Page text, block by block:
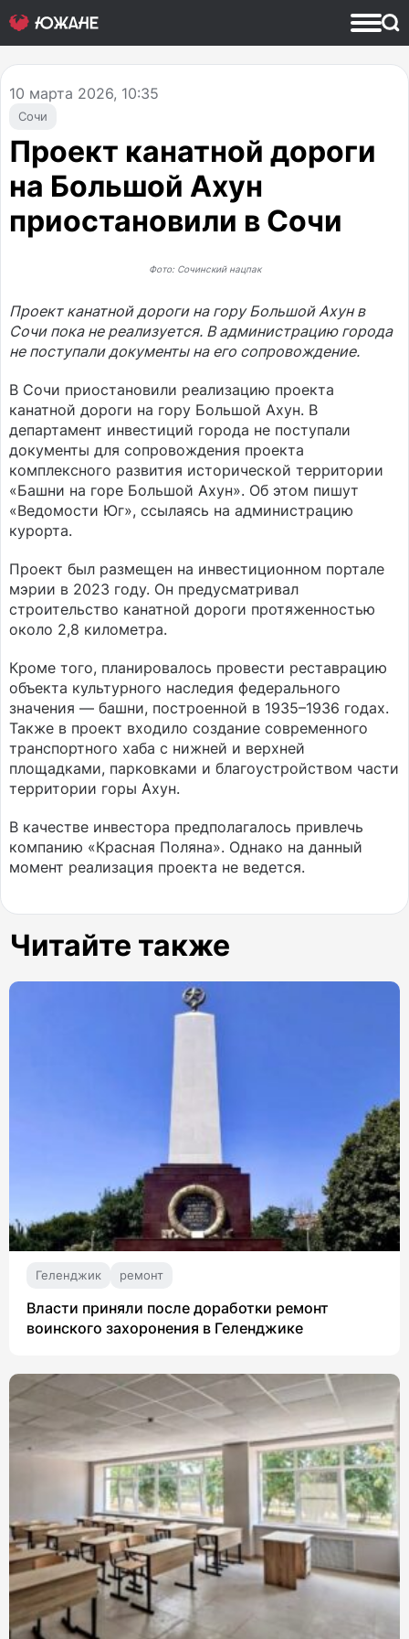
Сочи
10 марта 2026, 10:35
Проект канатной дороги
на Большой Ахун
приостановили в Сочи
Фото: Сочинский нацпак
Проект канатной дороги на гору Большой Ахун в
Сочи пока не реализуется. В администрацию города
не поступали документы на его сопровождение.
В Сочи приостановили реализацию проекта
канатной дороги на гору Большой Ахун. В
департамент инвестиций города не поступали
документы для сопровождения проекта
комплексного развития исторической территории
«Башни на горе Большой Ахун». Об этом пишут
«Ведомости Юг», ссылаясь на администрацию
курорта.
Проект был размещен на инвестиционном портале
мэрии в 2023 году. Он предусматривал
строительство канатной дороги протяженностью
около 2,8 километра.
Кроме того, планировалось провести реставрацию
объекта культурного наследия федерального
значения — башни, построенной в 1935–1936 годах.
Также в проект входило создание современного
транспортного хаба с нижней и верхней
площадками, парковками и благоустройством части
территории горы Ахун.
В качестве инвестора предполагалось привлечь
компанию «Красная Поляна». Однако на данный
момент реализация проекта не ведется.
Читайте также
Геленджик ремонт
Власти приняли после доработки ремонт
воинского захоронения в Геленджике